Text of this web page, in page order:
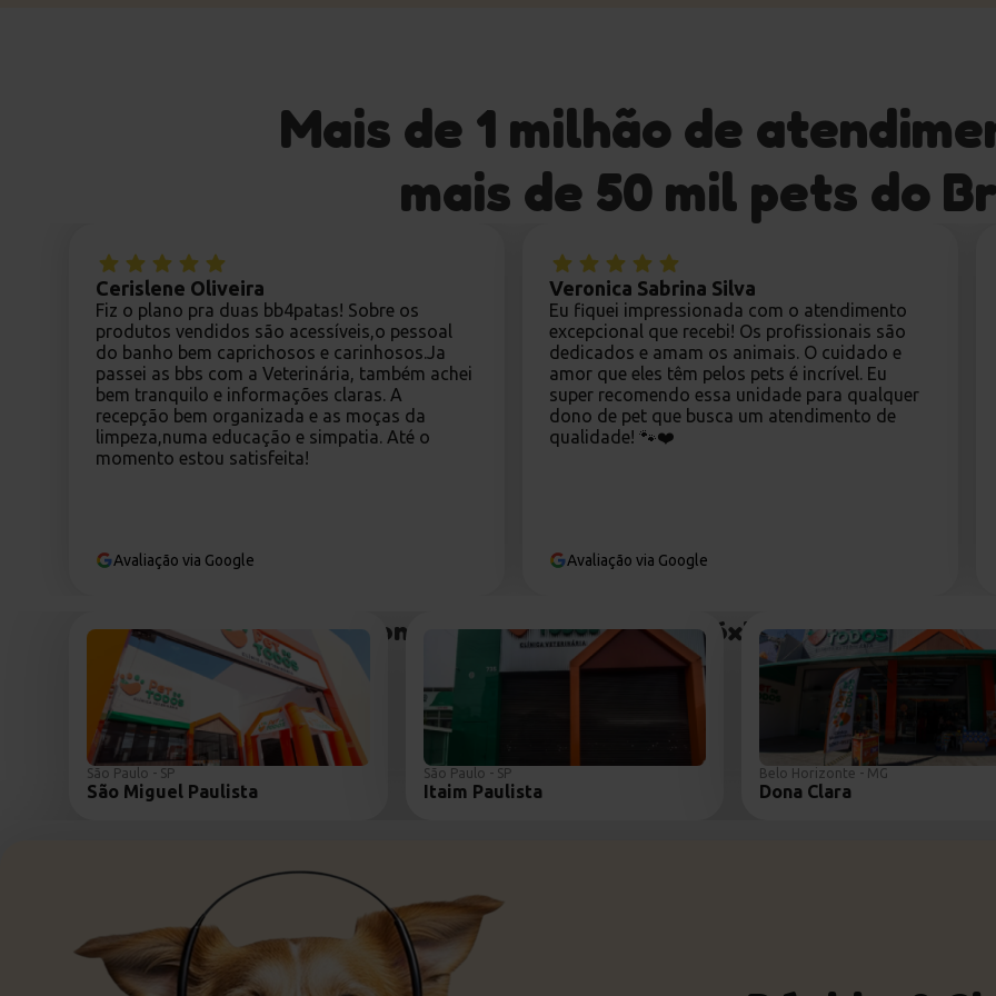
Mais de 1 milhão de
mais de 50 mil pets do
Cerislene Oliveira
Fiz o plano pra duas bb4patas! Sobre os
produtos vendidos são acessíveis,o pessoal
do banho bem caprichosos e carinhosos.Ja
passei as bbs com a Veterinária, também achei
bem tranquilo e informações claras. A
recepção bem organizada e as moças da
limpeza,numa educação e simpatia. Até o
momento estou satisfeita!
Avaliação via Google
Veronica Sabrina Silva
Eu fiquei impressionada com o atendimento
excepcional que recebi! Os profissionais são
dedicados e amam os animais. O cuidado e
amor que eles têm pelos pets é incrível. Eu
super recomendo essa unidade para qualquer
dono de pet que busca um atendimento de
qualidade! 🐾❤️
Avaliação via Google
Encontre uma unidade mais próxima de você e
São Paulo - SP
São Miguel Paulista
São Paulo - SP
Itaim Paulista
Belo Horizonte - MG
Dona Clara